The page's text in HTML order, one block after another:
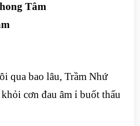
Tâm
qua bao lâu, Trầm Nhứ
cơn đau âm ỉ buốt thấu